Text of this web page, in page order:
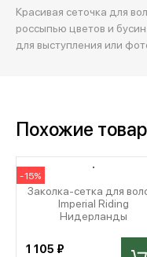
Красивая сеточка для
россыпью цветов и
для выступления или
Похожие
-15%
Заколка-сетка для
Imperial Riding
Нидерланды
1 105 ₽